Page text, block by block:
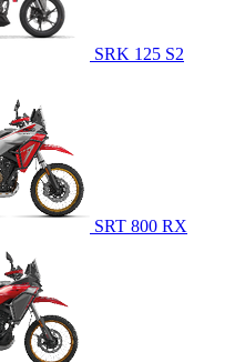
SRK 125 S2
SRT 800 RX